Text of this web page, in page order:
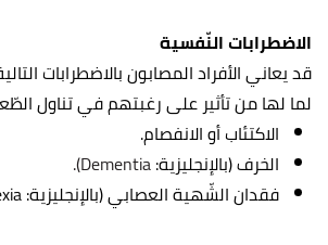
الاضطرابات النّفسية
قد يعاني الأفراد المصابون بالاضطرابات
لما لها من تأثير على رغبتهم في تناول
الاكتئاب أو الانفصام.
الخرف (بالإنجليزية:Dementia).
فقدان الشّهية العصابي (بالإنجليزية: Anorexia).